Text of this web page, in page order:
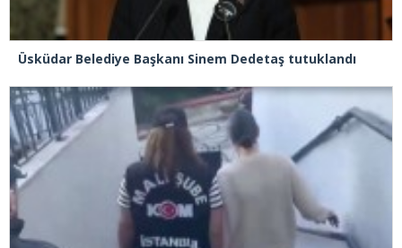
Üsküdar Belediye Başkanı Sinem Dedetaş tutuklandı